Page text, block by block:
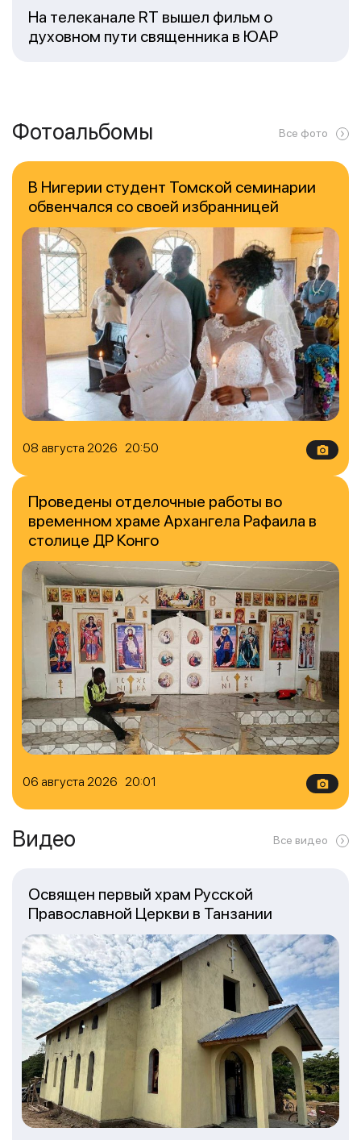
На телеканале RT вышел фильм о
духовном пути священника в ЮАР
Фотоальбомы Все фото
08 августа 2026 20:50
В Нигерии студент Томской семинарии
обвенчался со своей избранницей
06 августа 2026 20:01
Проведены отделочные работы во
временном храме Архангела Рафаила в
столице ДР Конго
Видео Все видео
Освящен первый храм Русской
Православной Церкви в Танзании